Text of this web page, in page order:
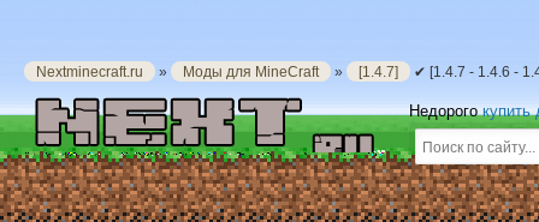
Nextminecraft.ru » Моды для MineCraft » [1.4.7] ✔ [1.4.7 - 1.4.6 -
Недорогокупить